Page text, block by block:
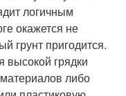
логичным
окажется не
грунт пригодится.
высокой грядки
либо